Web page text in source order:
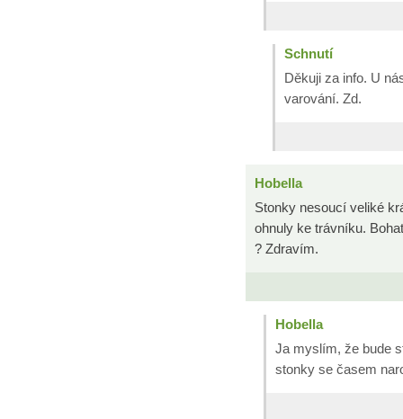
Schnutí
Děkuji za info. U
varování. Zd.
Hobella
Stonky nesoucí veliké
ohnuly ke trávníku.
? Zdravím.
Hobella
Ja myslím, že bude
stonky se časem